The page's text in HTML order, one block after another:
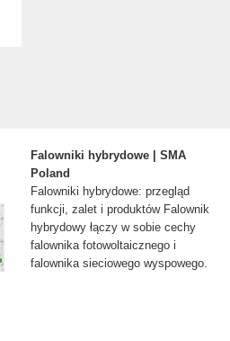
Falowniki hybrydowe | SMA
Poland
Falowniki hybrydowe: przegląd
funkcji, zalet i produktów Falownik
hybrydowy łączy w sobie cechy
falownika fotowoltaicznego i
falownika sieciowego wyspowego.